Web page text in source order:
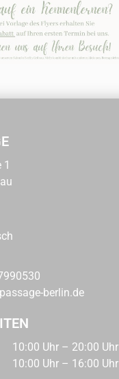
1
berlin.de
10:00 Uhr – 20:00 Uhr
10:00 Uhr – 16:00 Uhr